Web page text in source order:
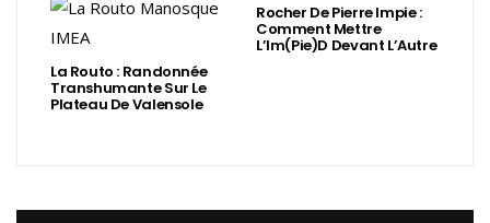
La Routo : Randonnée
Transhumante Sur Le
Plateau De Valensole
Rocher De Pierre Impie :
Comment Mettre
L’Im(Pie)d Devant L’Autre